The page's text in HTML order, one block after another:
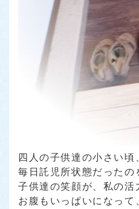
四人の子供達の小さい頃
毎日託児所状態だったの
子供達の笑顔が、私の
お腹もいっぱいになっ